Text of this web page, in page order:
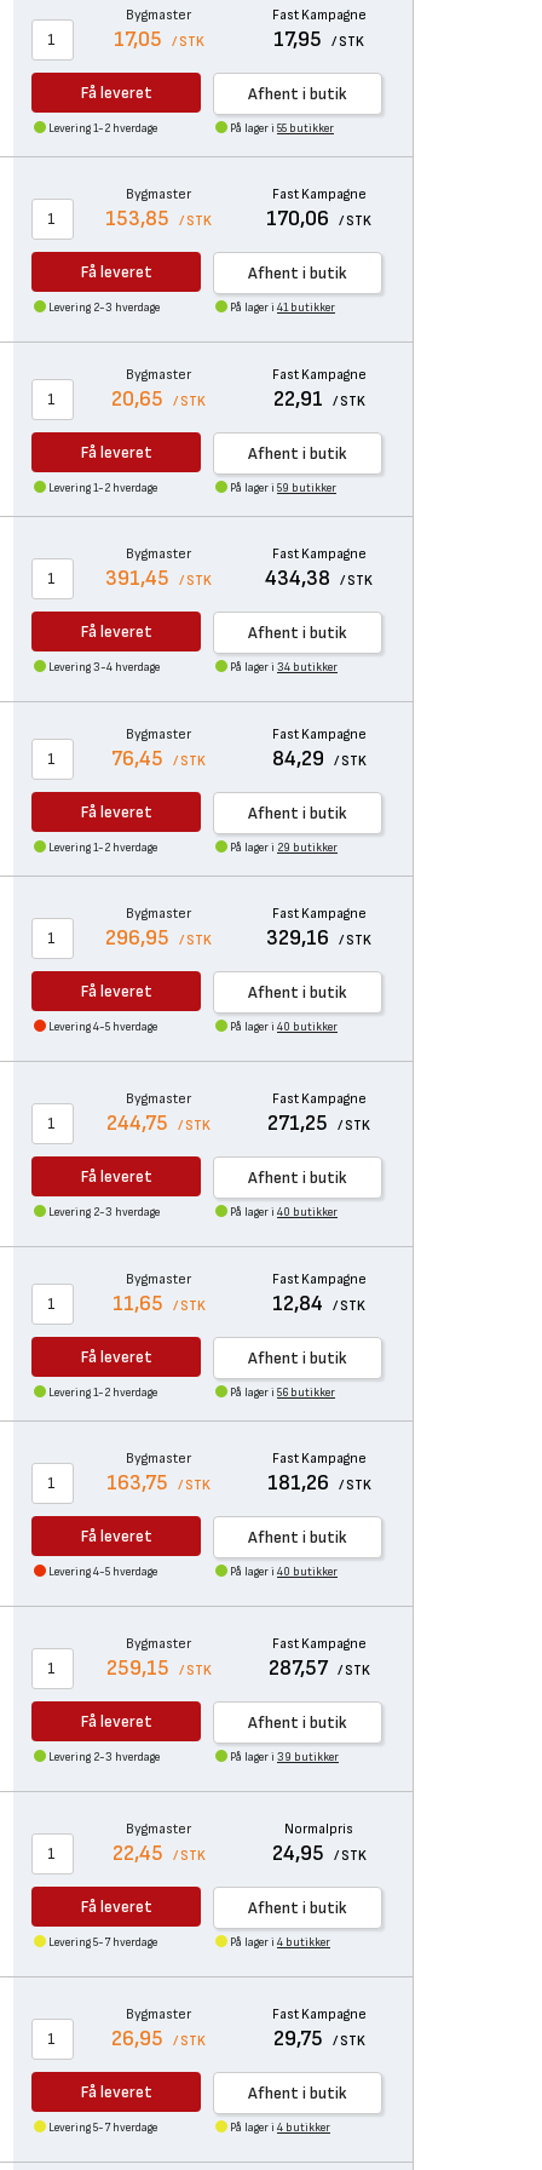
Bygmaster
17,05 / STK
Fast Kampagne
17,95 / STK
Få leveret Afhent i butik
Levering 1-2 hverdage På lager i 55 butikker
Bygmaster
153,85 / STK
Fast Kampagne
170,06 / STK
Få leveret Afhent i butik
Levering 2-3 hverdage På lager i 41 butikker
Bygmaster
20,65 / STK
Fast Kampagne
22,91 / STK
Få leveret Afhent i butik
Levering 1-2 hverdage På lager i 59 butikker
Bygmaster
391,45 / STK
Fast Kampagne
434,38 / STK
Få leveret Afhent i butik
Levering 3-4 hverdage På lager i 34 butikker
Bygmaster
76,45 / STK
Fast Kampagne
84,29 / STK
Få leveret Afhent i butik
Levering 1-2 hverdage På lager i 29 butikker
Bygmaster
296,95 / STK
Fast Kampagne
329,16 / STK
Få leveret Afhent i butik
Levering 4-5 hverdage På lager i 40 butikker
Bygmaster
244,75 / STK
Fast Kampagne
271,25 / STK
Få leveret Afhent i butik
Levering 2-3 hverdage På lager i 40 butikker
Bygmaster
11,65 / STK
Fast Kampagne
12,84 / STK
Få leveret Afhent i butik
Levering 1-2 hverdage På lager i 56 butikker
Bygmaster
163,75 / STK
Fast Kampagne
181,26 / STK
Få leveret Afhent i butik
Levering 4-5 hverdage På lager i 40 butikker
Bygmaster
259,15 / STK
Fast Kampagne
287,57 / STK
Få leveret Afhent i butik
Levering 2-3 hverdage På lager i 39 butikker
Bygmaster
22,45 / STK
Normalpris
24,95 / STK
Få leveret Afhent i butik
Levering 5-7 hverdage På lager i 4 butikker
Bygmaster
26,95 / STK
Fast Kampagne
29,75 / STK
Få leveret Afhent i butik
Levering 5-7 hverdage På lager i 4 butikker